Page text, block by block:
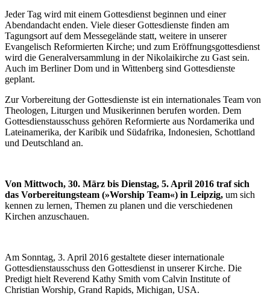
Jeder Tag wird mit einem Gottesdienst beginnen und einer
Abendandacht enden. Viele dieser Gottesdienste finden am
Tagungsort auf dem Messegelände statt, weitere in unserer
Evangelisch Reformierten Kirche; und zum Eröffnungsgottesdienst
wird die Generalversammlung in der Nikolaikirche zu Gast sein.
Auch im Berliner Dom und in Wittenberg sind Gottesdienste
geplant.
Zur Vorbereitung der Gottesdienste ist ein internationales Team von
Theologen, Liturgen und Musikerinnen berufen worden. Dem
Gottesdienstausschuss gehören Reformierte aus Nordamerika und
Lateinamerika, der Karibik und Südafrika, Indonesien, Schottland
und Deutschland an.
Von Mittwoch, 30. März bis Dienstag, 5. April 2016 traf sich
das Vorbereitungsteam (»Worship Team«) in Leipzig, um sich
kennen zu lernen, Themen zu planen und die verschiedenen
Kirchen anzuschauen.
Am Sonntag, 3. April 2016 gestaltete dieser internationale
Gottesdienstausschuss den Gottesdienst in unserer Kirche. Die
Predigt hielt Reverend Kathy Smith vom Calvin Institute of
Christian Worship, Grand Rapids, Michigan, USA.